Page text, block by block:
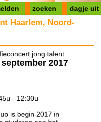
zoeken dagje uit
Haarlem, Noord-
jong talent
september 2017
- 12:30u
is begin 2017 in